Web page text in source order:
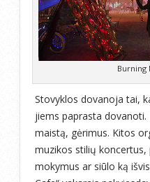
Burning
Stovyklos dovanoja tai,
jiems paprasta
maistą, gėrimus. Kitos
muzikos stilių koncertus,
mokymus ar siūlo ką